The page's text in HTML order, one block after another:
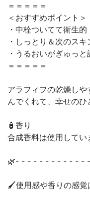
＝＝＝＝＝
＜おすすめポイント＞
・中栓ついてて衛生的
・しっとり＆次のス
・うるおいがぎゅっ
＝＝＝＝＝
アラフィフの乾燥し
んでくれて、幸せの
🧴香り
合成香料は使用してい
🌿- - - - - - - - - - - -
🖌使用感や香りの感覚